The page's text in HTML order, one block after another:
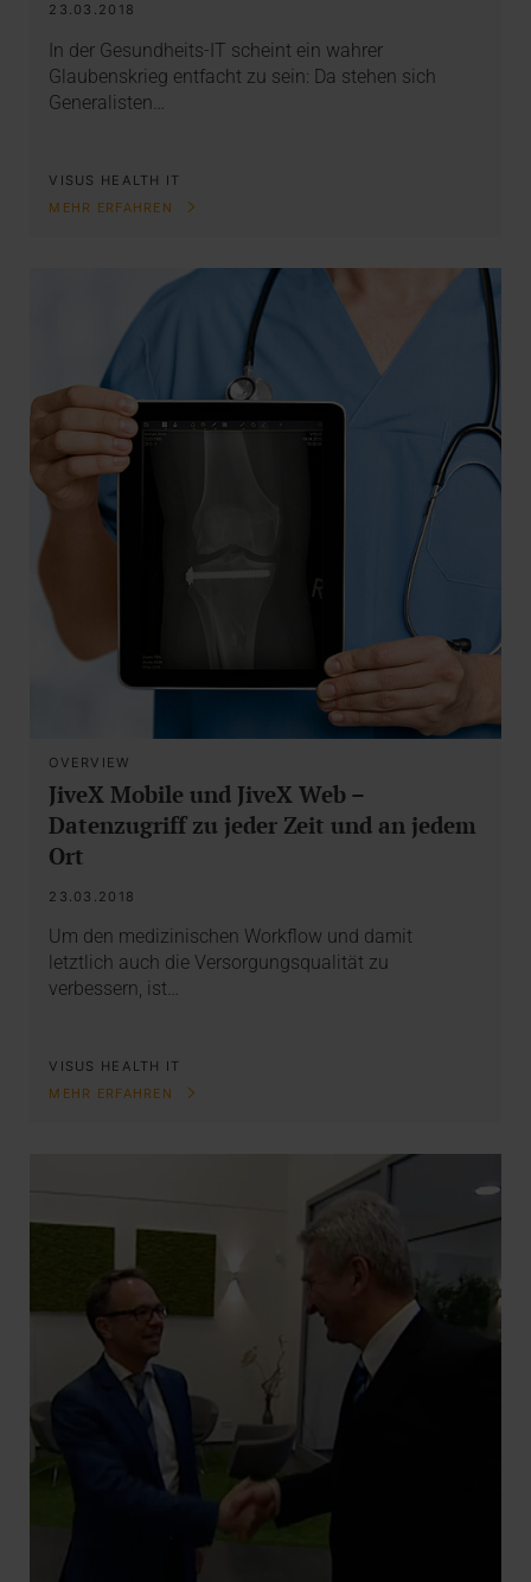
23.03.2018
In der Gesundheits-IT scheint ein wahrer
Glaubenskrieg entfacht zu sein: Da stehen sich
Generalisten…
VISUS HEALTH IT
MEHR ERFAHREN
OVERVIEW
JiveX Mobile und JiveX Web –
Datenzugriff zu jeder Zeit und an jedem
Ort
23.03.2018
Um den medizinischen Workflow und damit
letztlich auch die Versorgungsqualität zu
verbessern, ist…
VISUS HEALTH IT
MEHR ERFAHREN